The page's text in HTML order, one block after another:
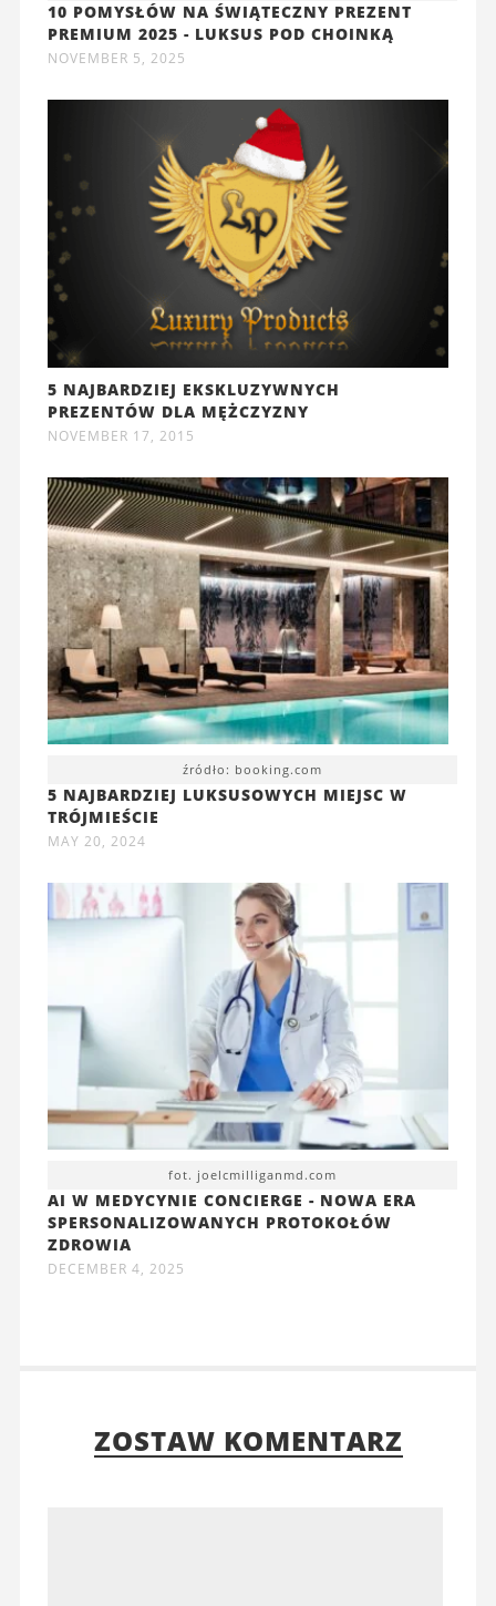
10 POMYSŁÓW NA ŚWIĄTECZNY PREZENT
PREMIUM 2025 - LUKSUS POD CHOINKĄ
NOVEMBER 5, 2025
5 NAJBARDZIEJ EKSKLUZYWNYCH
PREZENTÓW DLA MĘŻCZYZNY
NOVEMBER 17, 2015
źródło: booking.com
5 NAJBARDZIEJ LUKSUSOWYCH MIEJSC W
TRÓJMIEŚCIE
MAY 20, 2024
fot. joelcmilliganmd.com
AI W MEDYCYNIE CONCIERGE - NOWA ERA
SPERSONALIZOWANYCH PROTOKOŁÓW
ZDROWIA
DECEMBER 4, 2025
ZOSTAW KOMENTARZ